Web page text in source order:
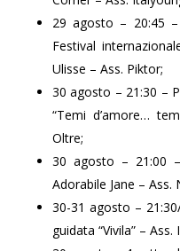
29 agosto – 20:45
Festival
Ulisse – Ass. Piktor;
30 agosto – 21:30 –
“Temi d’amore…
Oltre;
30 agosto – 21:00
Adorabile Jane – Ass.
30-31 agosto –
guidata “Vivila” –